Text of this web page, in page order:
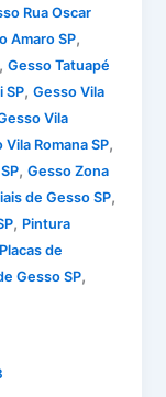
Rua Oscar
Amaro SP,
,Gesso Tatuapé
SP,Gesso Vila
Vila
Vila Romana SP,
,Gesso Zona
de Gesso SP,
, Pintura
Placas de
Gesso SP,